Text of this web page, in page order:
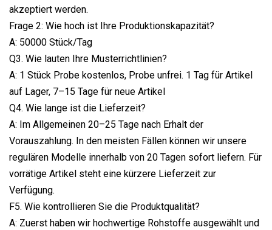
akzeptiert werden.
Frage 2: Wie hoch ist Ihre Produktionskapazität?
A: 50000 Stück/Tag
Q3. Wie lauten Ihre Musterrichtlinien?
A: 1 Stück Probe kostenlos, Probe unfrei. 1 Tag für Artikel
auf Lager, 7–15 Tage für neue Artikel
Q4. Wie lange ist die Lieferzeit?
A: Im Allgemeinen 20–25 Tage nach Erhalt der
Vorauszahlung. In den meisten Fällen können wir unsere
regulären Modelle innerhalb von 20 Tagen sofort liefern. Für
vorrätige Artikel steht eine kürzere Lieferzeit zur
Verfügung.
F5. Wie kontrollieren Sie die Produktqualität?
A: Zuerst haben wir hochwertige Rohstoffe ausgewählt und